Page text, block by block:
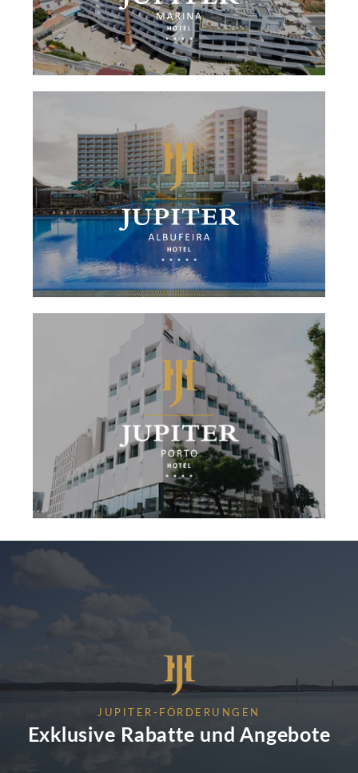
JUPITER-FÖRDERUNGEN
Exklusive Rabatte und Angebote